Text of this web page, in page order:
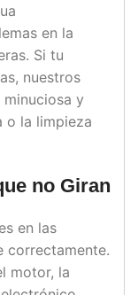
en la
Si tu
nuestros
y
o la limpieza
no Giran
en las
correctamente.
motor, la